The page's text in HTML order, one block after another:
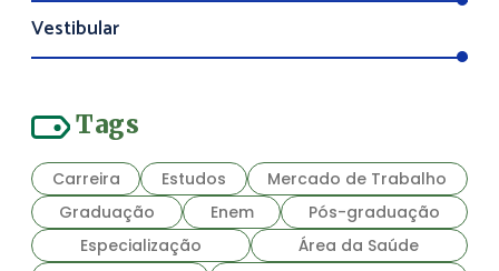
Vestibular
Tags
Carreira Estudos
Mercado de Trabalho
Graduação
Enem
Pós-graduação
Especialização
Área da Saúde